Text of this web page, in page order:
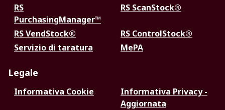
RS
PurchasingManager™
RS ScanStock®
RS VendStock®
RS ControlStock®
Servizio di taratura
MePA
Legale
Informativa Cookie
Informativa Privacy -
Aggiornata